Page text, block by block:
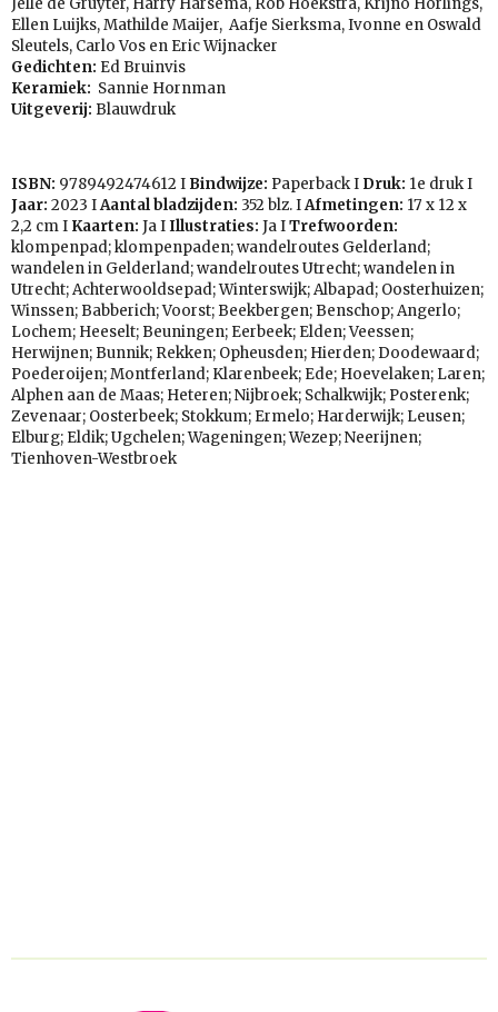
Jelle de Gruyter, Harry Harsema, Rob Hoekstra, Krijno Horlings,
Ellen Luijks, Mathilde Maijer, Aafje Sierksma, Ivonne en Oswald
Sleutels, Carlo Vos en Eric Wijnacker
Gedichten: Ed Bruinvis
Keramiek: Sannie Hornman
Uitgeverij: Blauwdruk
ISBN: 9789492474612 I Bindwijze: Paperback I Druk: 1e druk I
Jaar: 2023 IAantal bladzijden: 352 blz. IAfmetingen: 17 x 12 x
2,2 cm I Kaarten: Ja IIllustraties: Ja ITrefwoorden:
klompenpad; klompenpaden; wandelroutes Gelderland;
wandelen in Gelderland; wandelroutes Utrecht; wandelen in
Utrecht; Achterwooldsepad; Winterswijk; Albapad; Oosterhuizen;
Winssen; Babberich; Voorst; Beekbergen; Benschop; Angerlo;
Lochem; Heeselt; Beuningen; Eerbeek; Elden; Veessen;
Herwijnen; Bunnik; Rekken; Opheusden; Hierden; Doodewaard;
Poederoijen; Montferland; Klarenbeek; Ede; Hoevelaken; Laren;
Alphen aan de Maas; Heteren; Nijbroek; Schalkwijk; Posterenk;
Zevenaar; Oosterbeek; Stokkum; Ermelo; Harderwijk; Leusen;
Elburg; Eldik; Ugchelen; Wageningen; Wezep; Neerijnen;
Tienhoven-Westbroek